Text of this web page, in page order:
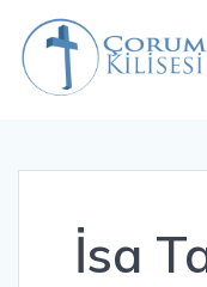
İsa